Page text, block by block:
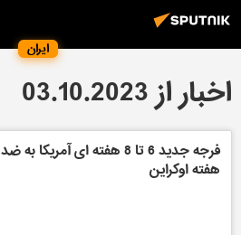
ایران
اخبار از 03.10.2023
فرجه جدید 6 تا 8 هفته ای آمریکا به ضد
هفته اوکراین